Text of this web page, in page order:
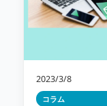
2023/3/8
コラム